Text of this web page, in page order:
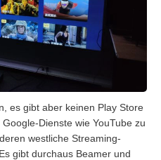
es gibt aber keinen Play Store
Dienste wie YouTube zu
westliche Streaming-
gibt durchaus Beamer und